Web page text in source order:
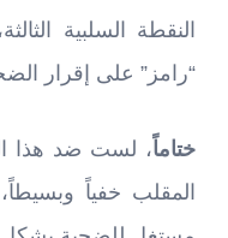
النقطة السلبية
“رامز” على إقرار
ختاماً، لست ضد هذا
المقلب خفياً